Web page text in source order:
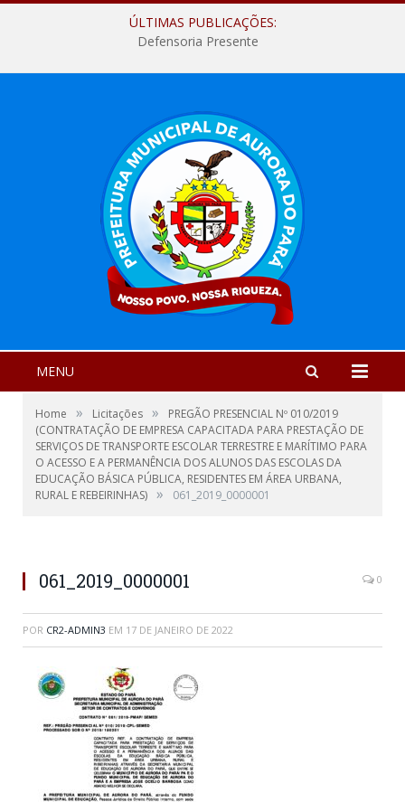
ÚLTIMAS PUBLICAÇÕES:
Defensoria Presente
MENU
Home » Licitações »
PREGÃO PRESENCIAL Nº 010/2019
(CONTRATAÇÃO DE EMPRESA CAPACITADA PARA PRESTAÇÃO DE
SERVIÇOS DE TRANSPORTE ESCOLAR TERRESTRE E MARÍTIMO PARA
O ACESSO E A PERMANÊNCIA DOS ALUNOS DAS ESCOLAS DA
EDUCAÇÃO BÁSICA PÚBLICA, RESIDENTES EM ÁREA URBANA,
RURAL E REBEIRINHAS) » 061_2019_0000001
061_2019_0000001 0
POR CR2-ADMIN3 EM 17 DE JANEIRO DE 2022